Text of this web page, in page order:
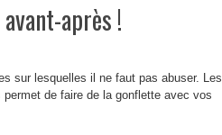
après !
sur lesquelles il ne faut pas abuser. Les
de faire de la gonflette avec vos